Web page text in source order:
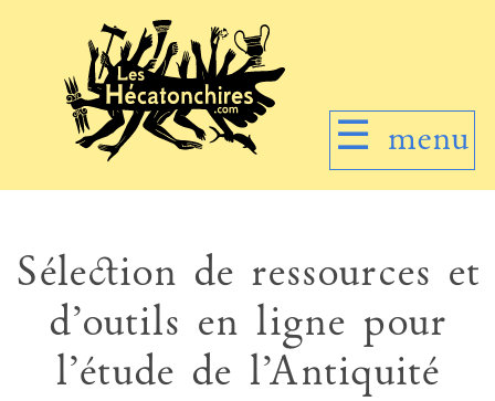
☰ menu
Sélection de ressources et
d’outils en ligne pour
l’étude de l’Antiquité